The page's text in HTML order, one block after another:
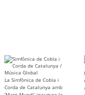
La Simfònica de Cobla i
Corda de Catalunya amb